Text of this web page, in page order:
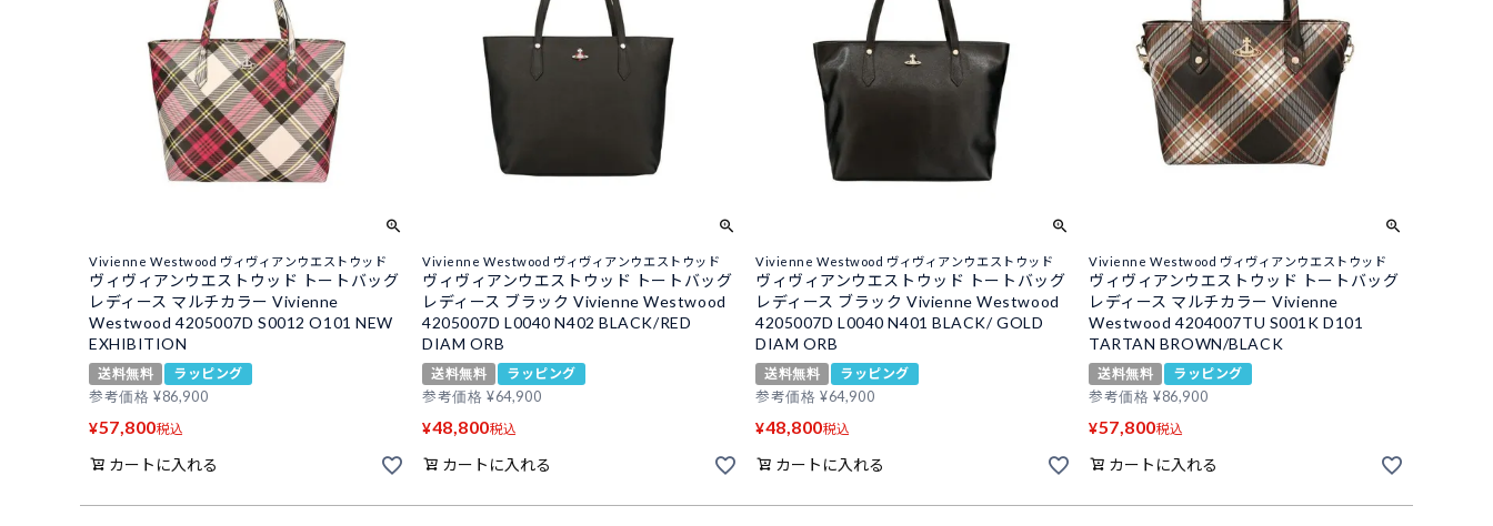
Vivienne Westwood ヴィヴィアンウエストウッド
ヴィヴィアンウエストウッド トートバッグ
レディース マルチカラー Vivienne
Westwood 4205007D S0012 O101 NEW
EXHIBITION
送料無料
ラッピング
参考価格 ¥86,900
¥57,800税込
カートに入れる
Vivienne Westwood ヴィヴィアンウエストウッド
ヴィヴィアンウエストウッド トートバッグ
レディース ブラック Vivienne Westwood
4205007D L0040 N402 BLACK/RED
DIAM ORB
送料無料
ラッピング
参考価格 ¥64,900
¥48,800税込
カートに入れる
Vivienne Westwood ヴィヴィアンウエストウッド
ヴィヴィアンウエストウッド トートバッグ
レディース ブラック Vivienne Westwood
4205007D L0040 N401 BLACK/ GOLD
DIAM ORB
送料無料
ラッピング
参考価格 ¥64,900
¥48,800税込
カートに入れる
Vivienne Westwood ヴィヴィアンウエストウッド
ヴィヴィアンウエストウッド トートバッグ
レディース マルチカラー Vivienne
Westwood 4204007TU S001K D101
TARTAN BROWN/BLACK
送料無料
ラッピング
参考価格 ¥86,900
¥57,800税込
カートに入れる